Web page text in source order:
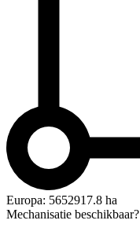
Europa: 5652917.8 ha
Mechanisatie beschikbaar?